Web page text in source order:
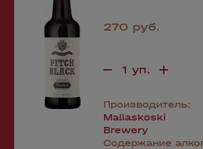
270 руб.
Производитель:
Mallaskoski
Brewery
Содержание